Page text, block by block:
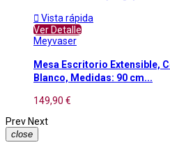
 Vista rápida
Ver Detalle
Meyvaser
Mesa Escritorio Extensible,
Blanco, Medidas: 90 cm...
149,90 €
Prev Next
close